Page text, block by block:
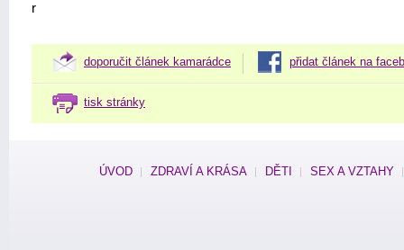
r
doporučit článek kamarádce přidat článek na
tisk stránky
ÚVOD ZDRAVÍ A KRÁSA DĚTI SEX A VZTAHY